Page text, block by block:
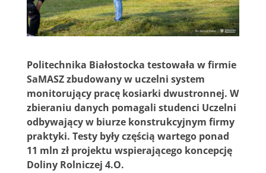
Politechnika Białostocka testowała w firmie
SaMASZ zbudowany w uczelni system
monitorujący pracę kosiarki dwustronnej. W
zbieraniu danych pomagali studenci Uczelni
odbywający w biurze konstrukcyjnym firmy
praktyki. Testy były częścią wartego ponad
11 mln zł projektu wspierającego koncepcję
Doliny Rolniczej 4.O.